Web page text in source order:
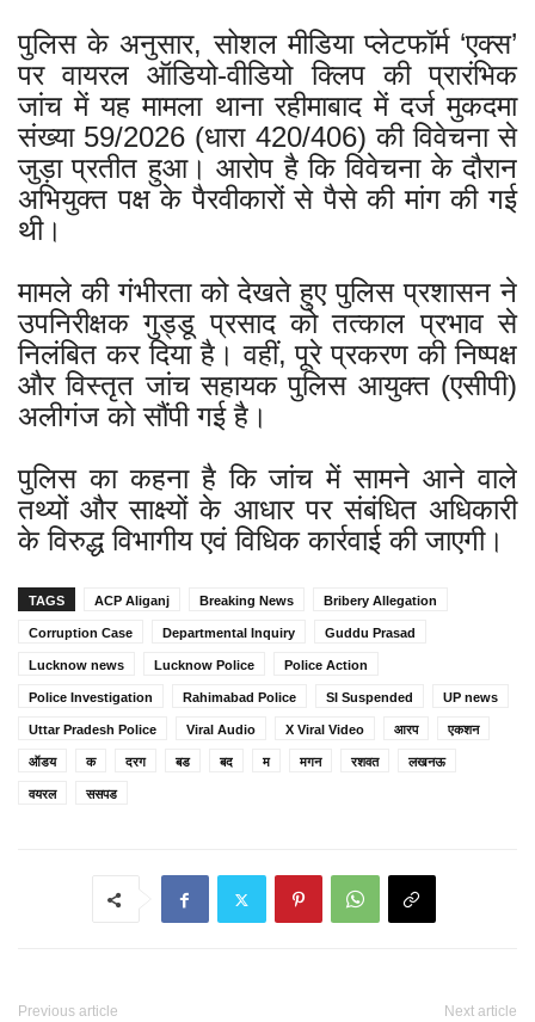
पुलिस के अनुसार, सोशल मीडिया प्लेटफॉर्म ‘एक्स’
पर वायरल ऑडियो-वीडियो क्लिप की प्रारंभिक
जांच में यह मामला थाना रहीमाबाद में दर्ज मुकदमा
संख्या 59/2026 (धारा 420/406) की विवेचना से
जुड़ा प्रतीत हुआ। आरोप है कि विवेचना के दौरान
अभियुक्त पक्ष के पैरवीकारों से पैसे की मांग की गई
थी।
मामले की गंभीरता को देखते हुए पुलिस प्रशासन ने
उपनिरीक्षक गुड्डू प्रसाद को तत्काल प्रभाव से
निलंबित कर दिया है। वहीं, पूरे प्रकरण की निष्पक्ष
और विस्तृत जांच सहायक पुलिस आयुक्त (एसीपी)
अलीगंज को सौंपी गई है।
पुलिस का कहना है कि जांच में सामने आने वाले
तथ्यों और साक्ष्यों के आधार पर संबंधित अधिकारी
के विरुद्ध विभागीय एवं विधिक कार्रवाई की जाएगी।
TAGS ACP Aliganj Breaking News Bribery Allegation
Corruption Case Departmental Inquiry Guddu Prasad
Lucknow news Lucknow Police Police Action
Police Investigation Rahimabad Police SI Suspended UP news
Uttar Pradesh Police Viral Audio X Viral Video आरप एकशन
ऑडय क दरग बड बद म मगन रशवत लखनऊ
वयरल ससपड
Previous article Next article